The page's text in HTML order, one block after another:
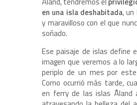
en una isla deshabitada, un
y maravilloso con el que
soñado.
Ese paisaje de islas define
imagen que veremos a lo
periplo de un mes por
Como ocurrió más tarde,
en ferry de las islas Åland